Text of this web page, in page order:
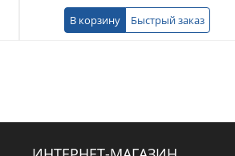
В корзину Быстрый заказ